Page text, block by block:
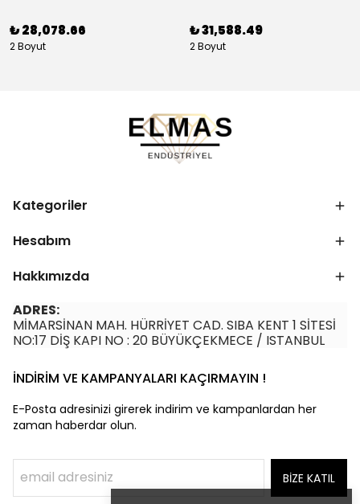
₺ 28,078.66
2 Boyut
₺ 31,588.49
2 Boyut
Kategoriler
Hesabım
Hakkımızda
ADRES:
MİMARSİNAN MAH. HÜRRİYET CAD. SIBA KENT 1 SİTESİ
NO:17 DİŞ KAPI NO : 20 BÜYÜKÇEKMECE / ISTANBUL
İNDİRİM VE KAMPANYALARI KAÇIRMAYIN !
E-Posta adresinizi girerek indirim ve kampanlardan her
zaman haberdar olun.
BİZE KATIL